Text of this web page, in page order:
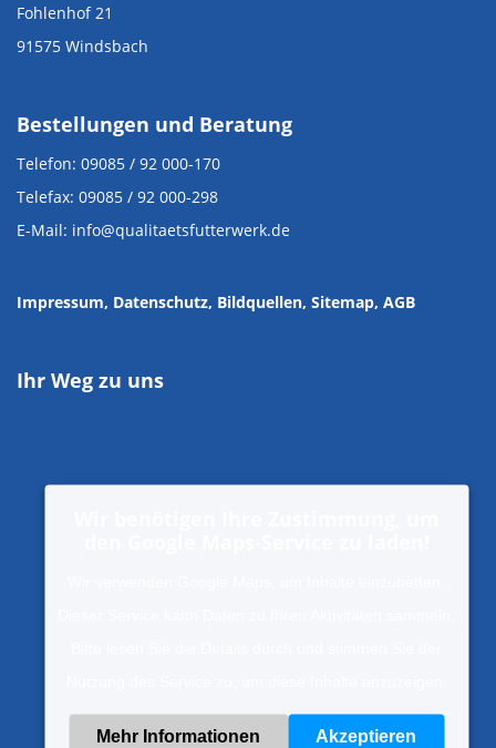
Fohlenhof 21
91575 Windsbach
Bestellungen und Beratung
Telefon: 09085 / 92 000-170
Telefax: 09085 / 92 000-298
E-Mail: info@qualitaetsfutterwerk.de
Impressum, Datenschutz, Bildquellen, Sitemap, AGB
Ihr Weg zu uns
Mehr Informationen Akzeptieren